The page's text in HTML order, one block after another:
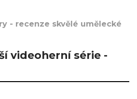
- recenze skvělé umělecké
videoherní série -